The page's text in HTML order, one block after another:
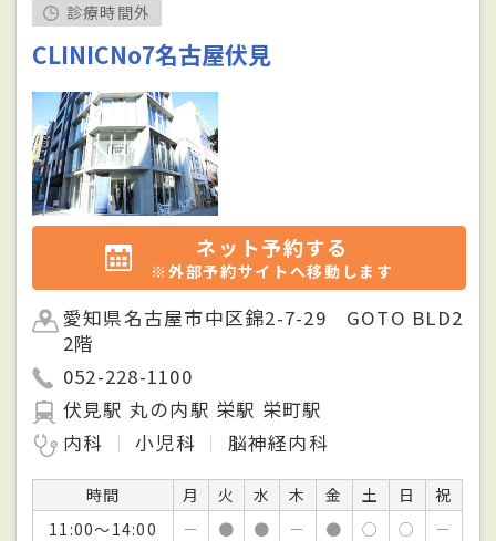
診療時間外
CLINICNo7名古屋伏見
ネット予約する
※外部予約サイトへ移動します
愛知県名古屋市中区錦2-7-29 GOTO BLD2
2階
052-228-1100
伏見駅 丸の内駅 栄駅 栄町駅
内科
小児科 脳神経内科
時間 月 火 水 木 金 土 日
祝
11:00～14:00
－ ● ● － ● ○ ○
－